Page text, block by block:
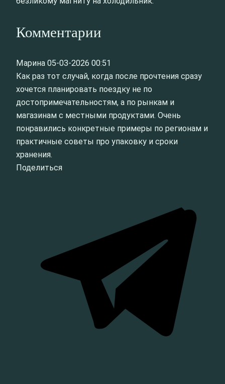
Комментарии
Марина 05-03-2026 00:51
Как раз тот случай, когда после прочтения сразу
хочется планировать поездку не по
достопримечательностям, а по рынкам и
магазинам с местными продуктами. Очень
понравились конкретные примеры по регионам и
практичные советы про упаковку и сроки
хранения.
Поделиться